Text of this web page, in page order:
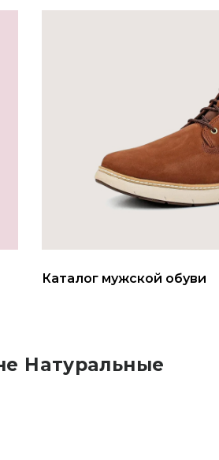
Каталог мужской обуви
Натуральные